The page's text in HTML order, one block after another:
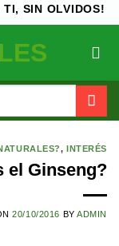
TI, SIN OLVIDOS!
,INTERÉS
el Ginseng?
20/10/2016 BYADMIN